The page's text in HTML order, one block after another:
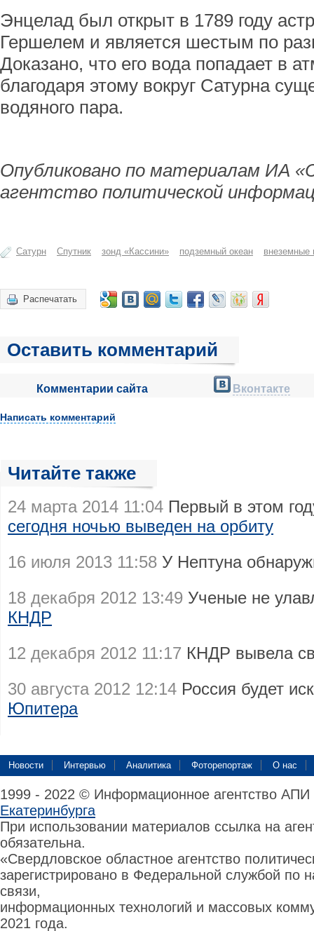
Энцелад был открыт в 1789 году
Гершелем и является шестым по
Доказано, что его вода попадает в
благодаря этому вокруг Сатурна
водяного пара.
Опубликовано по материалам ИА
агентство политической
Сатурн Спутник зонд «Кассини» подземный океан внеземные
Распечатать
Оставить комментарий
Комментарии сайта Вконтакте
Написать комментарий
Читайте также
24 марта 2014 11:04 Первый в этом
сегодня ночью выведен на орбиту
16 июля 2013 11:58 У Нептуна
18 декабря 2012 13:49 Ученые не
КНДР
12 декабря 2012 11:17 КНДР вывела
30 августа 2012 12:14 Россия будет
Юпитера
Новости Интервью Аналитика Фоторепортаж О нас
1999 - 2022 © Информационное агентство
Екатеринбурга
При использовании материалов ссылка на
обязательна.
«Свердловское областное агентство
зарегистрировано в Федеральной службой по
связи,
информационных технологий и массовых
2021 года.